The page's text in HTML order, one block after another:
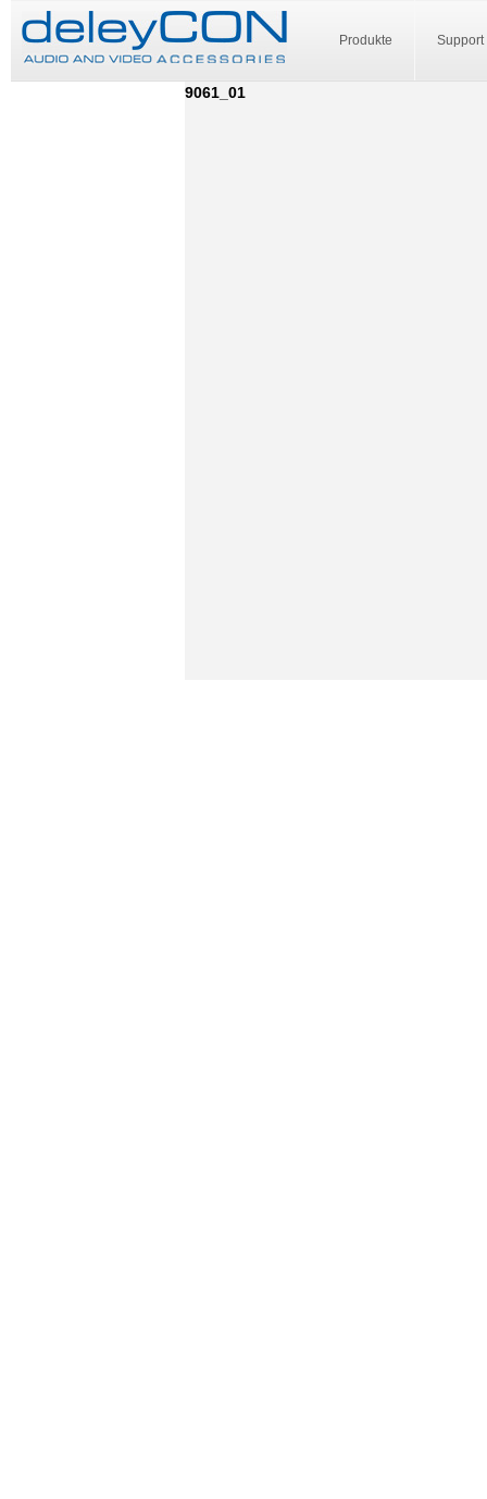
Produkte Support
9061_01